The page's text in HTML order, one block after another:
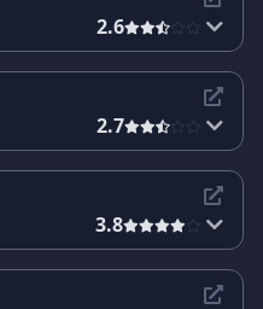
2.6
2.7
3.8